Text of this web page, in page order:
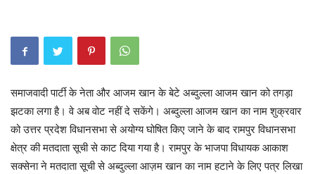
समाजवादी पार्टी के नेता और आजम खान के बेटे अब्दुल्ला आजम खान को तगड़ा
झटका लगा है। वे अब वोट नहीं दे सकेंगे। अब्दुल्ला आजम खान का नाम शुक्रवार
को उत्तर प्रदेश विधानसभा से अयोग्य घोषित किए जाने के बाद रामपुर विधानसभा
क्षेत्र की मतदाता सूची से काट दिया गया है। रामपुर के भाजपा विधायक आकाश
सक्सेना ने मतदाता सूची से अब्दुल्ला आज़म खान का नाम हटाने के लिए पत्र लिखा